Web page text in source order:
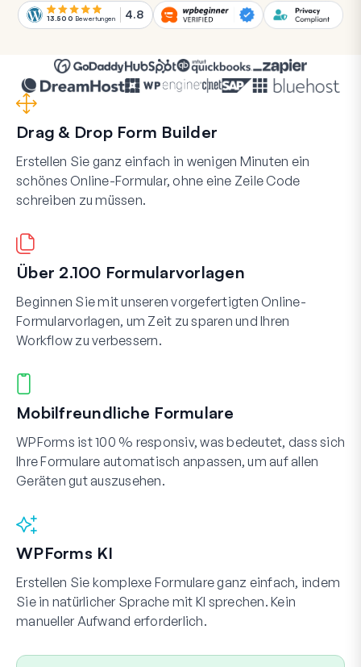
13.500 Bewertungen 4.8
Drag & Drop Form Builder
Erstellen Sie ganz einfach in wenigen Minuten ein
schönes Online-Formular, ohne eine Zeile Code
schreiben zu müssen.
Über 2.100 Formularvorlagen
Beginnen Sie mit unseren vorgefertigten Online-
Formularvorlagen, um Zeit zu sparen und Ihren
Workflow zu verbessern.
Mobilfreundliche Formulare
WPForms ist 100 % responsiv, was bedeutet, dass sich
Ihre Formulare automatisch anpassen, um auf allen
Geräten gut auszusehen.
WPForms KI
Erstellen Sie komplexe Formulare ganz einfach, indem
Sie in natürlicher Sprache mit KI sprechen. Kein
manueller Aufwand erforderlich.